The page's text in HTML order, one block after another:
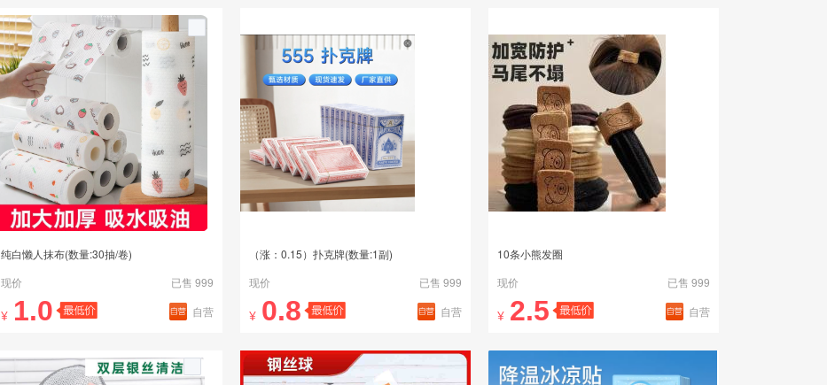
纯白懒人抹布(数量:30抽/卷)
现价
已售 999
¥ 1.0 自营
（涨：0.15）扑克牌(数量:1副)
现价
已售 999
¥ 0.8 自营
10条小熊发圈
现价
已售 999
¥ 2.5 自营